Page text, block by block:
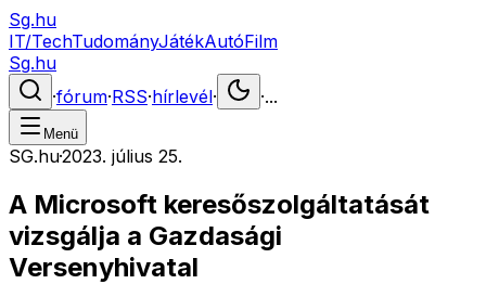
Sg.hu
IT/TechTudományJátékAutóFilm
Sg.hu
·fórum·RSS·hírlevél· ·...
Menü
SG.hu·2023. július 25.
A Microsoft keresőszolgáltatását
vizsgálja a Gazdasági
Versenyhivatal